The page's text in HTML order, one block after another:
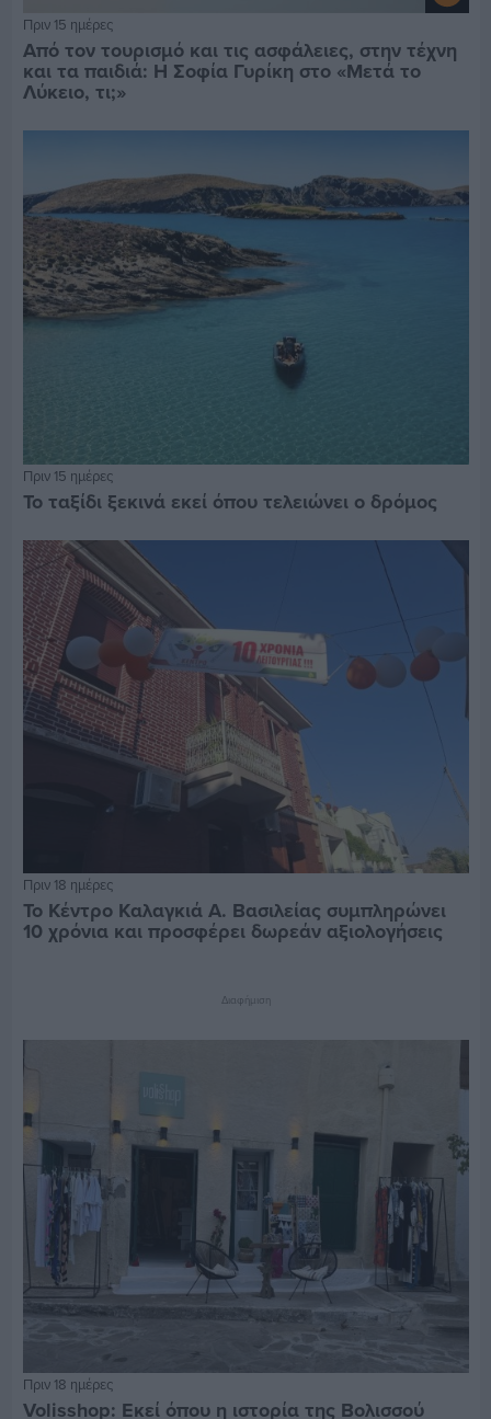
Πριν 15 ημέρες
Από τον τουρισμό και τις ασφάλειες, στην τέχνη
και τα παιδιά: Η Σοφία Γυρίκη στο «Μετά το
Λύκειο, τι;»
Πριν 15 ημέρες
Το ταξίδι ξεκινά εκεί όπου τελειώνει ο δρόμος
Πριν 18 ημέρες
Το Κέντρο Καλαγκιά Α. Βασιλείας συμπληρώνει
10 χρόνια και προσφέρει δωρεάν αξιολογήσεις
Διαφήμιση
Πριν 18 ημέρες
Volisshop: Εκεί όπου η ιστορία της Βολισσού